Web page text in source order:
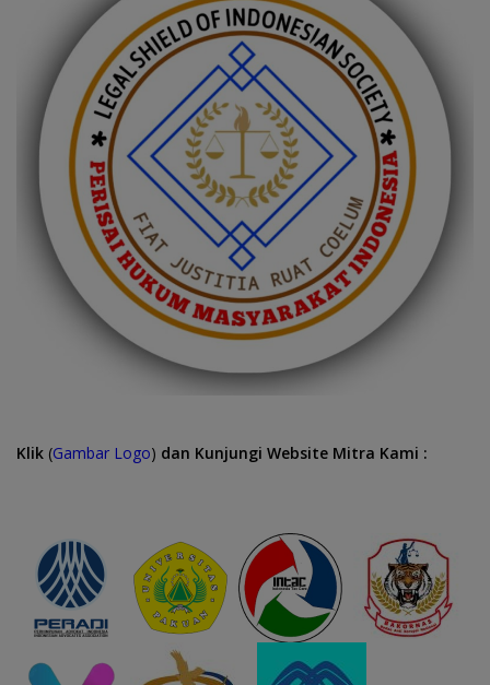
Klik (Gambar Logo) dan Kunjungi Website Mitra Kami :